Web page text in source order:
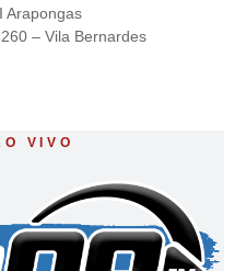
Arapongas
– Vila Bernardes
VIVO